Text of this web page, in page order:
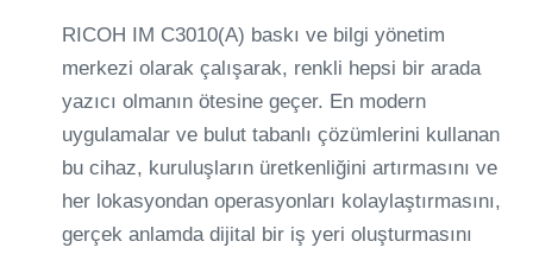
RICOH IM C3010(A) baskı ve bilgi yönetim
merkezi olarak çalışarak, renkli hepsi bir arada
yazıcı olmanın ötesine geçer. En modern
uygulamalar ve bulut tabanlı çözümlerini kullanan
bu cihaz, kuruluşların üretkenliğini artırmasını ve
her lokasyondan operasyonları kolaylaştırmasını,
gerçek anlamda dijital bir iş yeri oluşturmasını